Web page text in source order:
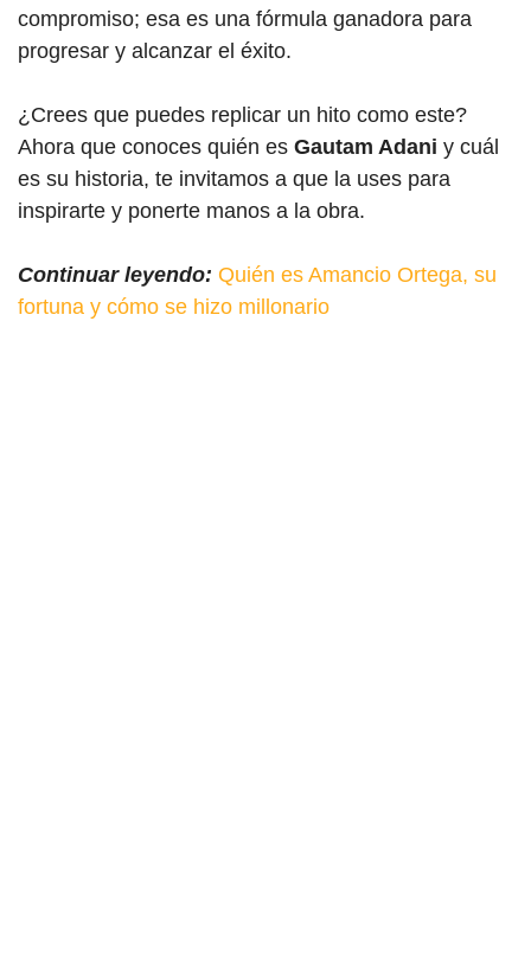
compromiso; esa es una fórmula ganadora para
progresar y alcanzar el éxito.
¿Crees que puedes replicar un hito como este?
Ahora que conoces quién es Gautam Adani y cuál
es su historia, te invitamos a que la uses para
inspirarte y ponerte manos a la obra.
Continuar leyendo: Quién es Amancio Ortega, su
fortuna y cómo se hizo millonario